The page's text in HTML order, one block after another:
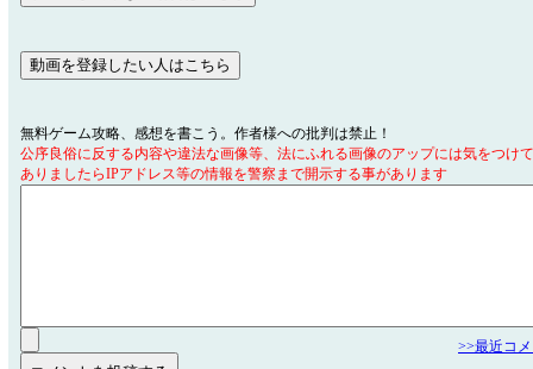
無料ゲーム攻略、感想を書こう。作者様への批判は禁止！
公序良俗に反する内容や違法な画像等、法にふれる画像のアップには気をつけ
ありましたらIPアドレス等の情報を警察まで開示する事があります
>>最近コ